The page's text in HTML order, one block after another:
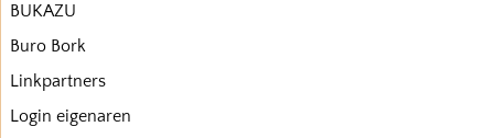
BUKAZU
Buro Bork
Linkpartners
Login eigenaren